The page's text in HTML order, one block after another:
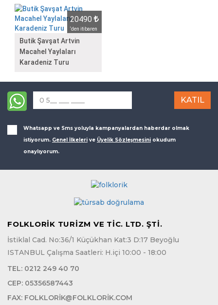
20490
‘den itibaren
Butik Şavşat Artvin
Macahel Yaylaları
Karadeniz Turu
Whatsapp ve Sms yoluyla kampanyalardan haberdar olmak
istiyorum. Genel İlkeleri ve Üyelik Sözleşmesini okudum
onaylıyorum.
FOLKLORİK TURİZM VE TİC. LTD. ŞTİ.
İstiklal Cad. No:36/1 Küçükhan Kat:3 D:17 Beyoğlu
ISTANBUL Çalışma Saatleri: H.içi 10:00 - 18:00
TEL: 0212 249 40 70
CEP: 05356587443
FAX: FOLKLORIK@FOLKLORIK.COM